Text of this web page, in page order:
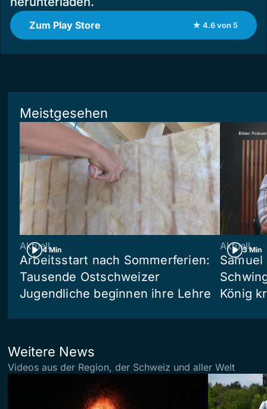
Zum Play Store ★ 4.6 von 5
Meistgesehen
4 Min
Aktuell
Arbeitsstart nach Sommerferien:
Tausende Ostschweizer
Jugendliche beginnen ihre Lehre
3 Min
Aktuell
König
Weitere News
Videos aus der Region, der Schweiz und aller Welt